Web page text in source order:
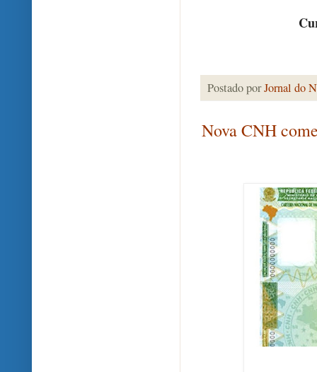
Postado porJornal do
Nova CNH